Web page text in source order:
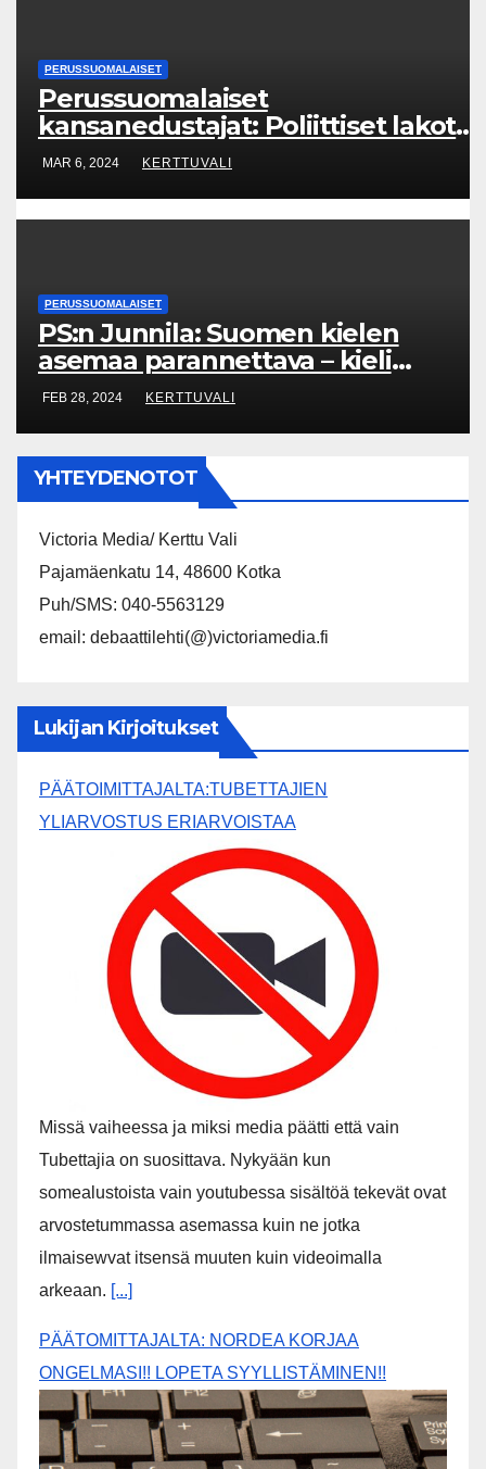
PERUSSUOMALAISET
Perussuomalaiset
kansanedustajat: Poliittiset lakot
on saatava kuriin!
MAR 6, 2024 KERTTUVALI
PERUSSUOMALAISET
PS:n Junnila: Suomen kielen
asemaa parannettava – kieli
yhdistää polarisoituneessa
yhteiskunnassa
FEB 28, 2024 KERTTUVALI
YHTEYDENOTOT
Victoria Media/ Kerttu Vali
Pajamäenkatu 14, 48600 Kotka
Puh/SMS: 040-5563129
email: debaattilehti(@)victoriamedia.fi
Lukijan Kirjoitukset
PÄÄTOIMITTAJALTA:TUBETTAJIEN
YLIARVOSTUS ERIARVOISTAA
Missä vaiheessa ja miksi media päätti että vain
Tubettajia on suosittava. Nykyään kun
somealustoista vain youtubessa sisältöä tekevät ovat
arvostetummassa asemassa kuin ne jotka
ilmaisewvat itsensä muuten kuin videoimalla
arkeaan. [...]
PÄÄTOMITTAJALTA: NORDEA KORJAA
ONGELMASI!! LOPETA SYYLLISTÄMINEN!!